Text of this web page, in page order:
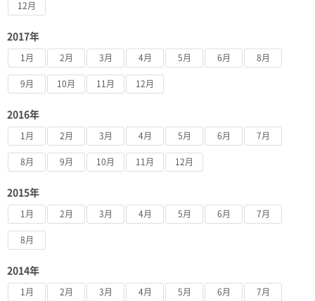
12月
2017年
1月 2月 3月 4月 5月 6月 8月
9月 10月 11月 12月
2016年
1月 2月 3月 4月 5月 6月 7月
8月 9月 10月 11月 12月
2015年
1月 2月 3月 4月 5月 6月 7月
8月
2014年
1月 2月 3月 4月 5月 6月 7月